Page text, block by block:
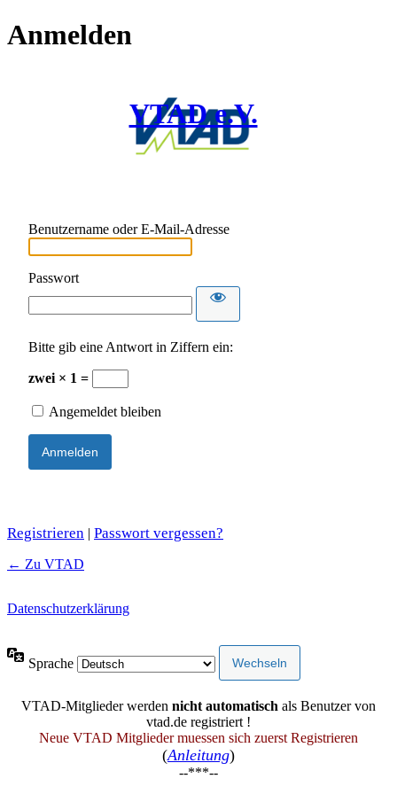
Anmelden
VTAD e.V.
Benutzername oder E-Mail-Adresse
Passwort
Bitte gib eine Antwort in Ziffern ein:
zwei × 1 =
Angemeldet bleiben
Registrieren | Passwort vergessen?
← Zu VTAD
Datenschutzerklärung
Sprache
VTAD-Mitglieder werden nicht automatisch als Benutzer von
vtad.de registriert !
Neue VTAD Mitglieder muessen sich zuerst Registrieren
(Anleitung)
--***--